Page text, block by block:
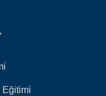
Eğitimi